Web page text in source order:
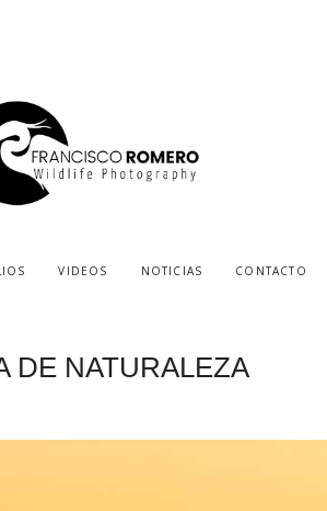
VIDEOS NOTICIAS CONTACTO
DE NATURALEZA